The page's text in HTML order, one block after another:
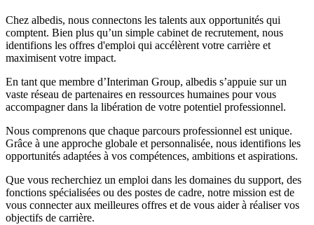
Chez albedis, nous connectons les talents aux opportunités qui
comptent. Bien plus qu’un simple cabinet de recrutement, nous
identifions les offres d'emploi qui accélèrent votre carrière et
maximisent votre impact.
En tant que membre d’Interiman Group, albedis s’appuie sur un
vaste réseau de partenaires en ressources humaines pour vous
accompagner dans la libération de votre potentiel professionnel.
Nous comprenons que chaque parcours professionnel est unique.
Grâce à une approche globale et personnalisée, nous identifions les
opportunités adaptées à vos compétences, ambitions et aspirations.
Que vous recherchiez un emploi dans les domaines du support, des
fonctions spécialisées ou des postes de cadre, notre mission est de
vous connecter aux meilleures offres et de vous aider à réaliser vos
objectifs de carrière.